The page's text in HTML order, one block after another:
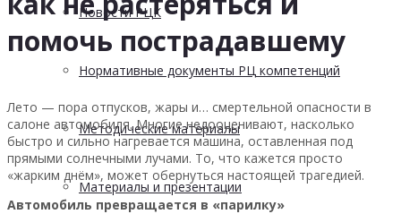
Новости РЦК
Нормативные документы РЦ компетенций
Методические материалы
Материалы и презентации
помочь пострадавшему
Лето — пора отпусков, жары и… смертельной опасности в
салоне автомобиля. Многие недооценивают, насколько
быстро и сильно нагревается машина, оставленная под
прямыми солнечными лучами. То, что кажется просто
«жарким днём», может обернуться настоящей трагедией.
Автомобиль превращается в «парилку»